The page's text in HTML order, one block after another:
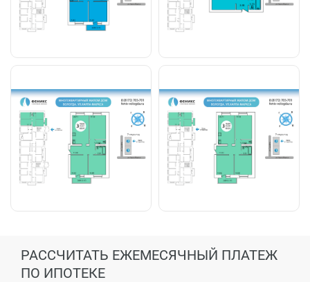
РАССЧИТАТЬ ЕЖЕМЕСЯЧНЫЙ ПЛАТЕЖ
ПО ИПОТЕКЕ